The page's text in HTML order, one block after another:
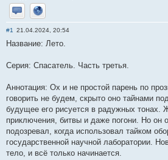
Отправить личное сообщение
Сайт
#1 21.04.2024, 20:54
Название: Лето.
Серия: Спасатель. Часть третья.
Аннотация: Ох и не простой парень по
говорить не будем, скрыто оно тайнами
будущее его рисуется в радужных тонах.
приключения, битвы и даже погони. Но он
подозревал, когда использовал тайком
государственной научной лаборатории.
тело, и всё только начинается.